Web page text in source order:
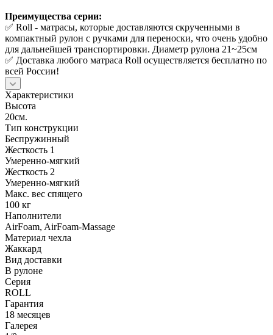
Преимущества серии:
✅ Roll - матрасы, которые доставляются скрученными в
компактный рулон с ручками для переноски, что очень удобно
для дальнейшей транспортировки. Диаметр рулона 21~25см
✅ Доставка любого матраса Roll осуществляется бесплатно по
всей России!
Характеристики
Высота
20см.
Тип конструкции
Беспружинный
Жесткость 1
Умеренно-мягкий
Жесткость 2
Умеренно-мягкий
Макс. вес спящего
100 кг
Наполнители
AirFoam, AirFoam-Massage
Материал чехла
Жаккард
Вид доставки
В рулоне
Серия
ROLL
Гарантия
18 месяцев
Галерея